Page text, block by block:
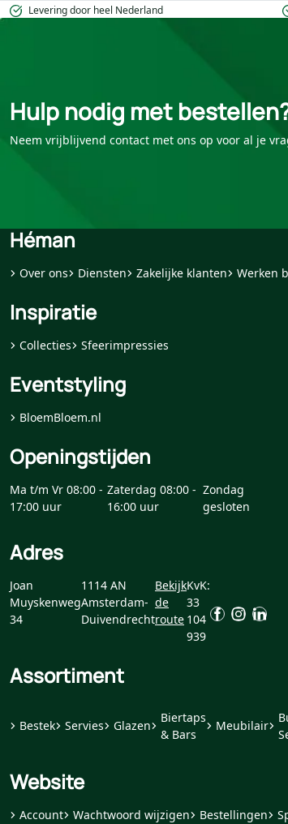
Levering door heel Nederland
Hulp nodig met
Neem vrijblijvend contact met ons op voor al je
Héman
Over ons Diensten Zakelijke klanten Werken
Inspiratie
Collecties Sfeerimpressies
Eventstyling
BloemBloem.nl
Openingstijden
Ma t/m Vr 08:00 -
17:00 uur
Zaterdag 08:00 -
16:00 uur
Zondag
gesloten
Adres
Joan
Muyskenweg
34
1114 AN
Amsterdam-
Duivendrecht
Bekijk
de
route
KvK:
33
104
939
Assortiment
Bestek Servies Glazen
Biertaps
& Bars
Meubilair
Website
Account Wachtwoord wijzigen Bestellingen